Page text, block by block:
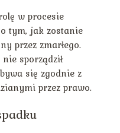
w procesie
tym, jak zostanie
przez zmarłego.
sporządził
się zgodnie z
przez prawo.